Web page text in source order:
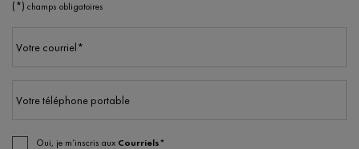
(*) champs obligatoires
Votre courriel*
Votre téléphone portable
Oui, je m’inscris aux Courriels*